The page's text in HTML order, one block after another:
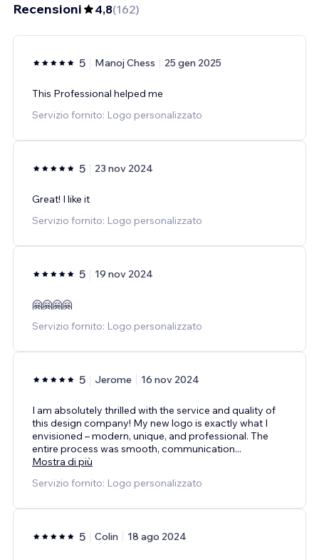
Recensioni 4,8(162)
5 Manoj Chess 25 gen 2025
This Professional helped me
Servizio fornito: Logo personalizzato
5 23 nov 2024
Great! I like it
Servizio fornito: Logo personalizzato
5 19 nov 2024
🤗🤗🤗🤗
Servizio fornito: Logo personalizzato
5 Jerome 16 nov 2024
I am absolutely thrilled with the service and quality of
this design company! My new logo is exactly what I
envisioned – modern, unique, and professional. The
entire process was smooth, communication...
Mostra di più
Servizio fornito: Logo personalizzato
5 Colin 18 ago 2024